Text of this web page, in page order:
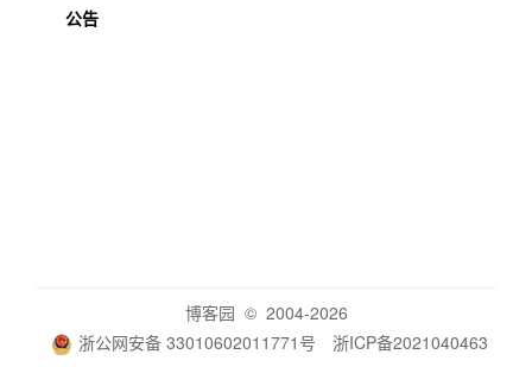
公告
博客园 © 2004-2026
浙公网安备 33010602011771号
浙ICP备2021040463